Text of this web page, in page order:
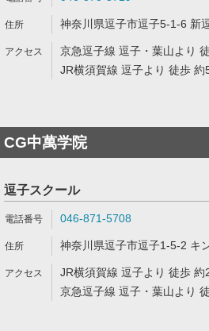
神奈川県逗子市逗子5-1-6 新
京急逗子線 逗子・葉山より
JR横須賀線 逗子より 徒歩 約
CG中萬学院
逗子スクール
046-871-5708
神奈川県逗子市逗子1-5-2 キ
JR横須賀線 逗子より 徒歩 約
京急逗子線 逗子・葉山より